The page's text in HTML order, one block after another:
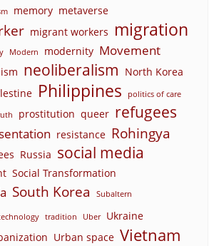
memory metaverse
migrant workers migration
Modern modernity Movement
neoliberalism North Korea
Philippines politics of care
prostitution queer refugees
resistance Rohingya
Russia social media
Social Transformation
South Korea Subaltern
tradition Uber Ukraine
Urban space Vietnam